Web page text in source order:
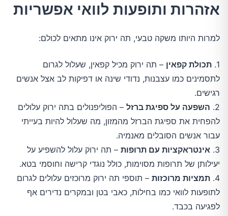
אזהרות ותופעות לוואי אפשריות
למרות היותו משקה טבעי, תה ירוק אינו מתאים לכולם:
1. תכולת קפאין – תה ירוק מכיל קפאין, שעלול לגרום
לתסמינים כמו עצבנות, נדודי שינה או דפיקות לב אצל אנשים
רגישים.
2. השפעה על ספיגת ברזל – הפוליפנולים בתה ירוק עלולים
להפחית את ספיגת הברזל מהמזון, מה שעלול להיות בעייתי
עבור אנשים הסובלים מאנמיה.
3. אינטראקציות עם תרופות – תה ירוק עלול להשפיע על
יעילותן של תרופות מסוימות, כולל נוגדי קרישה וחוסמי בטא.
4. תמציות מרוכזות – תוספי תה ירוק מרוכזים עלולים לגרום
לתופעות לוואי כמו בחילות, כאבי בטן ובמקרים נדירים אף
לפגיעה בכבד.